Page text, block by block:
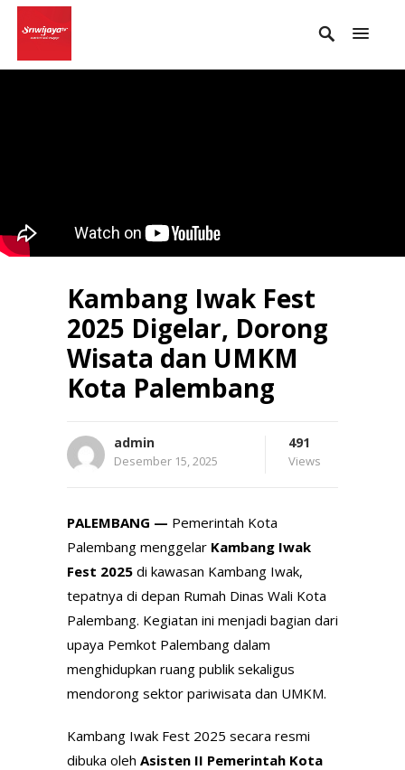
Kambang Iwak Fest
2025 Digelar, Dorong
Wisata dan UMKM
Kota Palembang
admin
Desember 15, 2025
491
Views
PALEMBANG — Pemerintah Kota
Palembang menggelar Kambang Iwak
Fest 2025 di kawasan Kambang Iwak,
tepatnya di depan Rumah Dinas Wali Kota
Palembang. Kegiatan ini menjadi bagian dari
upaya Pemkot Palembang dalam
menghidupkan ruang publik sekaligus
mendorong sektor pariwisata dan UMKM.
Kambang Iwak Fest 2025 secara resmi
dibuka oleh Asisten II Pemerintah Kota